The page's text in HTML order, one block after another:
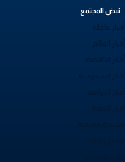
نبض المجتمع
عاجلة
العالم
الاقتصاد